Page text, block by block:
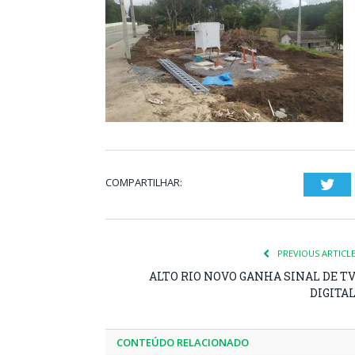
COMPARTILHAR:
PREVIOUS ARTICLE
ALTO RIO NOVO GANHA SINAL DE TV
DIGITAL
CONTEÚDO RELACIONADO